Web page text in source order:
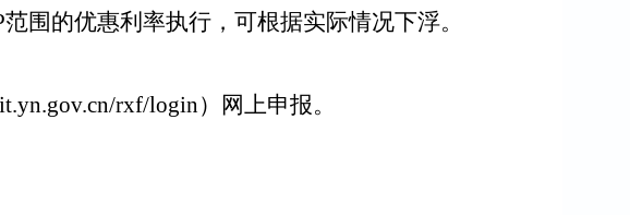
范围的优惠利率执行，可根据实际情况下浮。
rxf/login）网上申报。